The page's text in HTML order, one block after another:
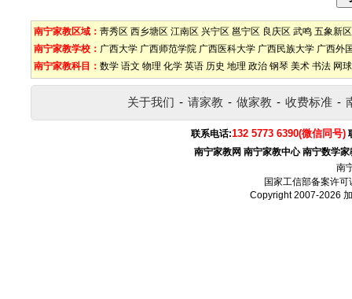
南宁家教区域： 靑秀区 西乡塘区 江南区 兴宁区 邕宁区 良庆区 武鸣 五象新区
南宁家教学校： 广西大学 广西师范学院 广西医科大学 广西民族大学 广西外
南宁家教科目： 数学 语文 物理 化学 英语 历史 地理 政治 钢琴 美术 书法 网球
关于我们 - 请家教 - 做家教 - 收费标准 -
联系电话:132 5773 6390(微信同号)
南宁家教网 南宁家教中心 南宁数学家
南
国家工信部备案许可
Copyright 2007-2026